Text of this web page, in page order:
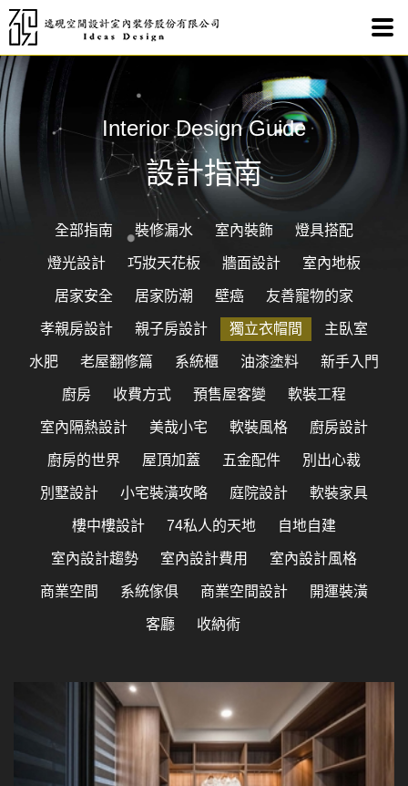
Interior Design Guide
設計指南
全部指南 裝修漏水 室內裝飾 燈具搭配
燈光設計 巧妝天花板 牆面設計 室內地板
居家安全 居家防潮 壁癌 友善寵物的家
孝親房設計 親子房設計 獨立衣帽間 主臥室
水肥 老屋翻修篇 系統櫃 油漆塗料 新手入門
廚房 收費方式 預售屋客變 軟裝工程
室內隔熱設計 美哉小宅 軟裝風格 廚房設計
廚房的世界 屋頂加蓋 五金配件 別出心裁
別墅設計 小宅裝潢攻略 庭院設計 軟裝家具
樓中樓設計 74私人的天地 自地自建
室內設計趨勢 室內設計費用 室內設計風格
商業空間 系統傢俱 商業空間設計 開運裝潢
客廳 收納術